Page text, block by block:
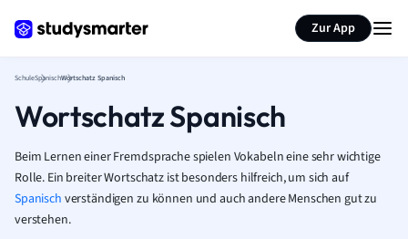
Zur App
SchuleSpanischWortschatz Spanisch
Wortschatz Spanisch
Beim Lernen einer Fremdsprache spielen Vokabeln eine sehr wichtige
Rolle. Ein breiter Wortschatz ist besonders hilfreich, um sich auf
Spanisch verständigen zu können und auch andere Menschen gut zu
verstehen.
Seite zusammenfassen